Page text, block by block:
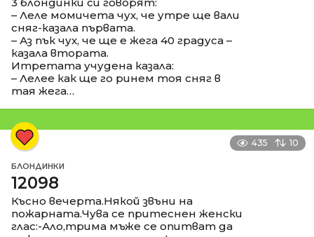
– Леле момичета чух, че утре ще вали
сняг-казала първата.
– Аз пък чух, че ще е жега 40 градуса –
казала втората.
Итретата учудена казала:
– Лелее как ще го ринем тоя сняг в
тая жега…
435 10
БЛОНДИНКИ
12098
Късно вечерта.Някой звъни на
пожарната.Чува се притеснен женски
глас:-Ало,трима мъже се опитват да